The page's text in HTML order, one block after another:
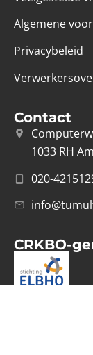
Algemene
Privacybeleid
Contact
1033 RH
020-
CRKBO-